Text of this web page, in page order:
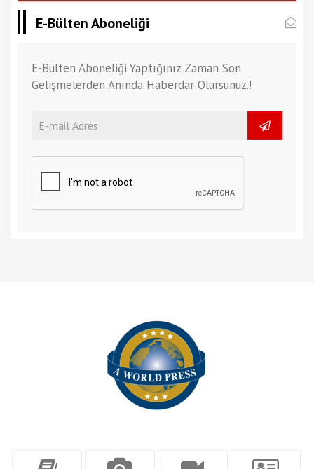
E-Bülten Aboneliği
E-Bülten Aboneliği Yaptığınız Zaman Son
Gelişmelerden Anında Haberdar Olursunuz.!